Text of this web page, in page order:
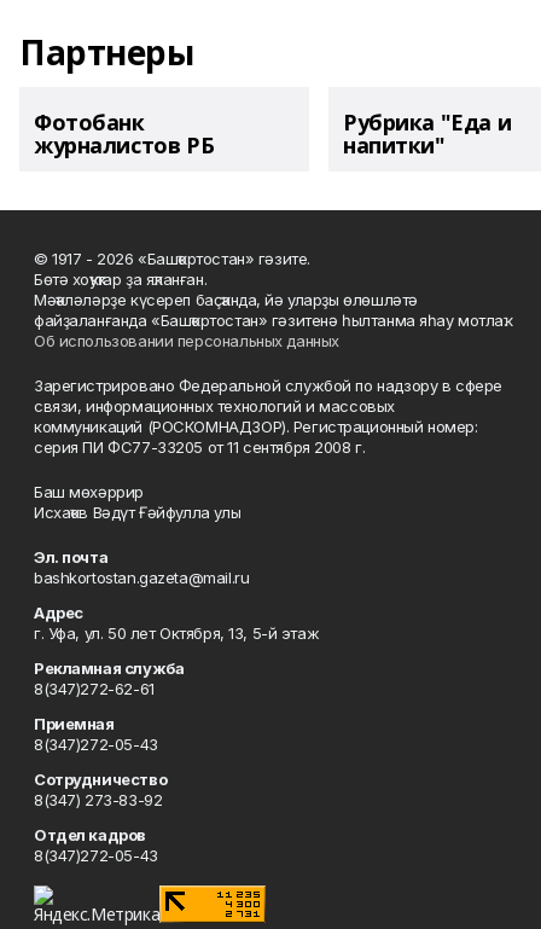
Партнеры
Фотобанк
журналистов РБ
Рубрика "Еда и
напитки"
© 1917 - 2026 «Башҡортостан» гәзите.
Бөтә хоҡуҡтар ҙа яҡланған.
Мәҡәләләрҙе күсереп баҫҡанда, йә уларҙы өлөшләтә
файҙаланғанда «Башҡортостан» гәзитенә һылтанма яһау мотлаҡ.
Об использовании персональных данных
Зарегистрировано Федеральной службой по надзору в сфере
связи, информационных технологий и массовых
коммуникаций (РОСКОМНАДЗОР). Регистрационный номер:
серия ПИ ФС77-33205 от 11 сентября 2008 г.
Баш мөхәррир
Исхаҡов Вәдүт Ғәйфулла улы
Эл. почта
bashkortostan.gazeta@mail.ru
Адрес
г. Уфа, ул. 50 лет Октября, 13, 5-й этаж
Рекламная служба
8(347)272-62-61
Приемная
8(347)272-05-43
Сотрудничество
8(347) 273-83-92
Отдел кадров
8(347)272-05-43